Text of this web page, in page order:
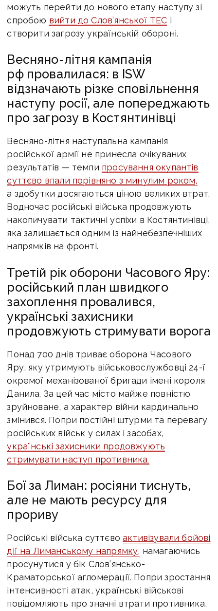
можуть перейти до нового етапу наступу зі
спробою вийти до Слов’янської ТЕС і
створити загрозу українській обороні.
Весняно-літня кампанія
рф провалилася: в ISW
відзначають різке сповільнення
наступу росії, але попереджають
про загрозу в Костянтинівці
Весняно-літня наступальна кампанія
російської армії не принесла очікуваних
результатів — темпи просування окупантів
суттєво впали порівняно з минулим роком,
а здобутки досягаються ціною великих втрат.
Водночас російські війська продовжують
накопичувати тактичні успіхи в Костянтинівці,
яка залишається одним із найнебезпечніших
напрямків на фронті.
Третій рік оборони Часового Яру:
російський план швидкого
захоплення провалився,
українські захисники
продовжують стримувати ворога
Понад 700 днів триває оборона Часового
Яру, яку утримують військовослужбовці 24-ї
окремої механізованої бригади імені короля
Данила. За цей час місто майже повністю
зруйноване, а характер війни кардинально
змінився. Попри постійні штурми та перевагу
російських військ у силах і засобах,
українські захисники продовжують
стримувати наступ противника.
Бої за Лиман: росіяни тиснуть,
але не мають ресурсу для
прориву
Російські війська суттєвоактивізували бойові
дії на Лиманському напрямку, намагаючись
просунутися у бік Слов’янсько-
Краматорської агломерації. Попри зростання
інтенсивності атак, українські військові
повідомляють про значні втрати противника,